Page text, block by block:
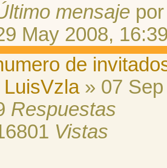
mensaje
May 2008,
de
LuisVzla» 07 Sep
Respuestas
Vistas